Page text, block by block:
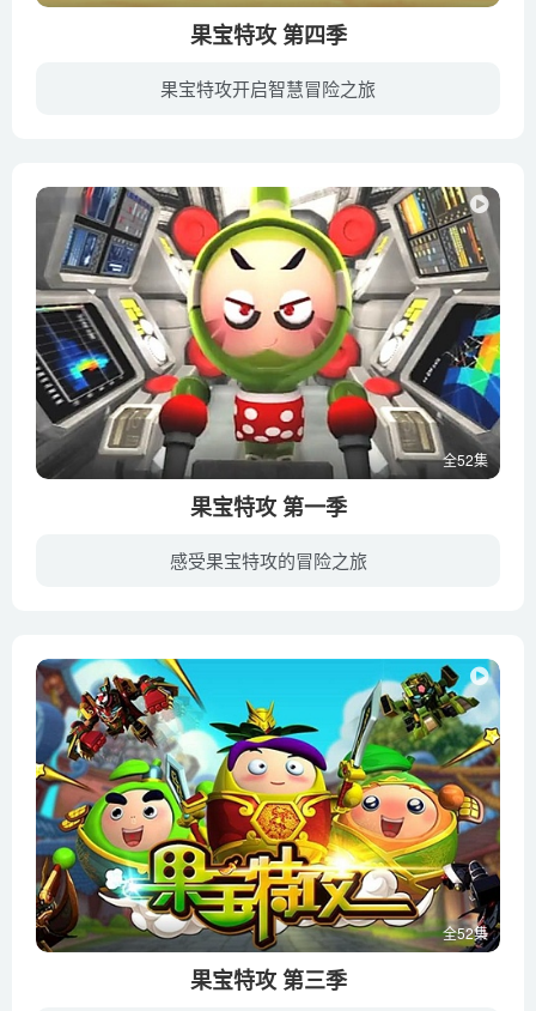
果宝特攻 第四季
果宝特攻开启智慧冒险之旅
全52集
果宝特攻 第一季
感受果宝特攻的冒险之旅
全52集
果宝特攻 第三季